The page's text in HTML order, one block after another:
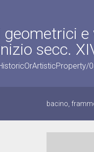
secc.
bacino,